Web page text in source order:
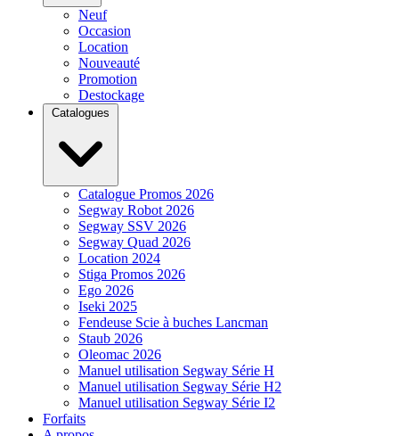
Neuf
Occasion
Location
Nouveauté
Promotion
Destockage
Catalogues
Catalogue Promos 2026
Segway Robot 2026
Segway SSV 2026
Segway Quad 2026
Location 2024
Stiga Promos 2026
Ego 2026
Iseki 2025
Fendeuse Scie à buches Lancman
Staub 2026
Oleomac 2026
Manuel utilisation Segway Série H
Manuel utilisation Segway Série H2
Manuel utilisation Segway Série I2
Forfaits